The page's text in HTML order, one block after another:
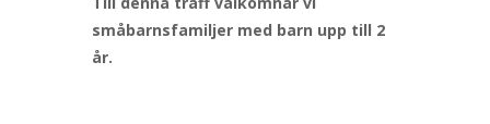
småbarnsfamiljer med barn upp till 2
år.